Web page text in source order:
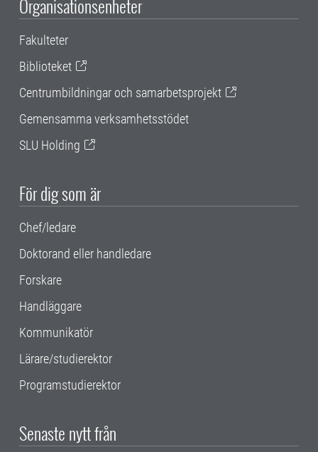
Organisationsenheter
Fakulteter
Biblioteket
Centrumbildningar och samarbetsprojekt
Gemensamma verksamhetsstödet
SLU Holding
För dig som är
Chef/ledare
Doktorand eller handledare
Forskare
Handläggare
Kommunikatör
Lärare/studierektor
Programstudierektor
Senaste nytt från